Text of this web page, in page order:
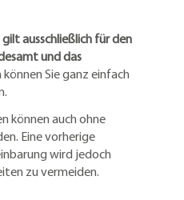
ausschließlich für den
und das
können Sie ganz einfach
können auch ohne
Eine vorherige
wird jedoch
zu vermeiden.